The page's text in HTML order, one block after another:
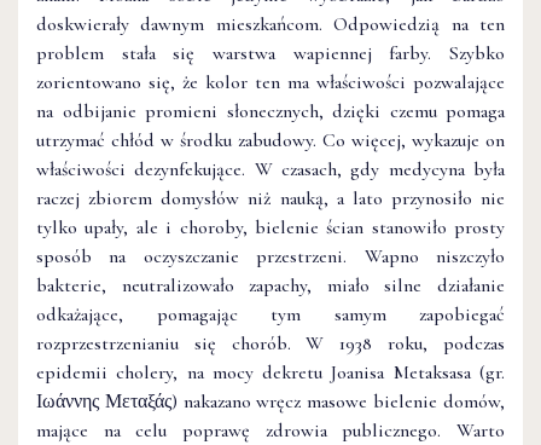
doskwierały dawnym mieszkańcom. Odpowiedzią na ten
problem stała się warstwa wapiennej farby. Szybko
zorientowano się, że kolor ten ma właściwości pozwalające
na odbijanie promieni słonecznych, dzięki czemu pomaga
utrzymać chłód w środku zabudowy. Co więcej, wykazuje on
właściwości dezynfekujące. W czasach, gdy medycyna była
raczej zbiorem domysłów niż nauką, a lato przynosiło nie
tylko upały, ale i choroby, bielenie ścian stanowiło prosty
sposób na oczyszczanie przestrzeni. Wapno niszczyło
bakterie, neutralizowało zapachy, miało silne działanie
odkażające, pomagając tym samym zapobiegać
rozprzestrzenianiu się chorób. W 1938 roku, podczas
epidemii cholery, na mocy dekretu Joanisa Metaksasa (gr.
Ιωάννης Μεταξάς) nakazano wręcz masowe bielenie domów,
mające na celu poprawę zdrowia publicznego. Warto